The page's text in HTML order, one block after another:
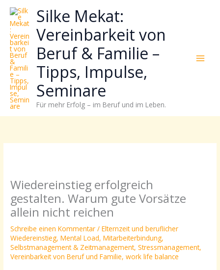
Zum
Inhalt
springen
Silke Mekat:
Vereinbarkeit von
Beruf & Familie –
Tipps, Impulse,
Seminare
Für mehr Erfolg – im Beruf und im Leben.
Wiedereinstieg erfolgreich
gestalten. Warum gute Vorsätze
allein nicht reichen
Schreibe einen Kommentar /Elternzeit und beruflicher
Wiedereinstieg,Mental Load,Mitarbeiterbindung,
Selbstmanagement & Zeitmanagement,Stressmanagement,
Vereinbarkeit von Beruf und Familie,work life balance
wie
sich
Stress
reduzieren
Energie
gezielter
einsetzen
lässt?
Einfach